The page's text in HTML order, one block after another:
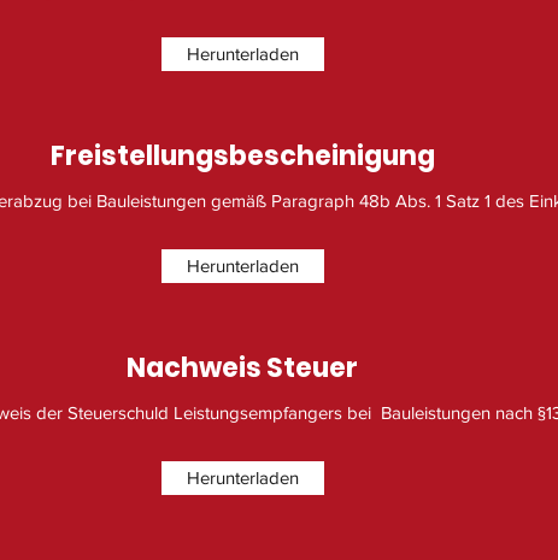
Herunterladen
Freistellungsbescheinigung
bei Bauleistungen gemäß Paragraph 48b Abs. 1 Satz 1 des
Herunterladen
Nachweis Steuer
der Steuerschuld Leistungsempfangers bei Bauleistungen nach
Herunterladen